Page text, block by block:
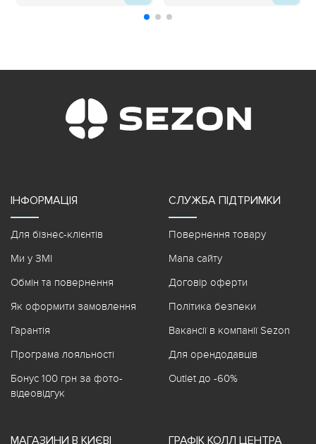
ІНФОРМАЦІЯ
Для бізнес-клієнтів
Ми у ЗМІ
Обмін та повернення
Як оформити замовлення
Гарантія
Програма лояльності
Бонус 100 грн за фото-
відеовідгук
СЛУЖБА ПІДТРИМКИ
Повернення товару
Мапа сайту
Договір оферти
Політика безпеки
Вакансії в компанії Sezon
Для орендодавців
Outlet до -60%
МАГАЗИНИ В КИЄВІ ГРАФІК КОЛЛ ЦЕНТРА